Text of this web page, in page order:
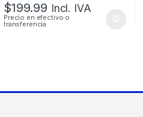
$199.99 Incl. IVA
Precio en efectivo o
transferencia